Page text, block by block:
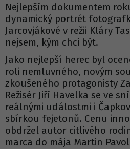
Nejlepším dokumentem
dynamický portrét
Jarcovjákové v režii Kláry
nejsem, kým chci být.
Jako nejlepší herec byl
roli nemluvného, novým
zkoušeného protagonisty
Režisér Jiří Havelka se ve
reálnými událostmi i
sbírkou fejetonů. Cenu
obdržel autor citlivého
marca do mája Martin